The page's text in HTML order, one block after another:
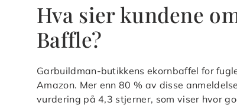
Hva sier kundene
Baffle?
Garbuildman-butikkens ekornbaffel for
Amazon. Mer enn 80 % av disse
vurdering på 4,3 stjerner, som viser hvor